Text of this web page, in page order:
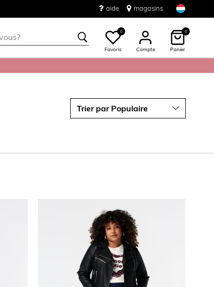
aide magasins
0
Favoris Compte
0
Panier